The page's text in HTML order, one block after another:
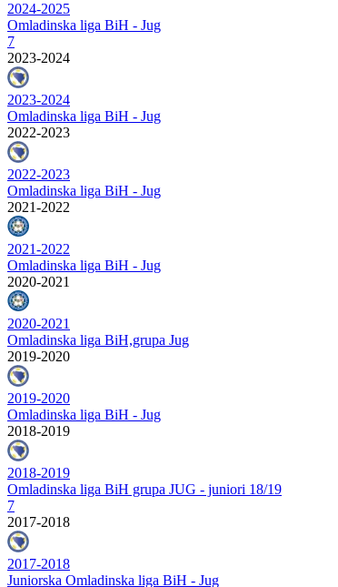
2024-2025
Omladinska liga BiH - Jug
7
2023-2024
2023-2024
Omladinska liga BiH - Jug
2022-2023
2022-2023
Omladinska liga BiH - Jug
2021-2022
2021-2022
Omladinska liga BiH - Jug
2020-2021
2020-2021
Omladinska liga BiH,grupa Jug
2019-2020
2019-2020
Omladinska liga BiH - Jug
2018-2019
2018-2019
Omladinska liga BiH grupa JUG - juniori 18/19
7
2017-2018
2017-2018
Juniorska Omladinska liga BiH - Jug